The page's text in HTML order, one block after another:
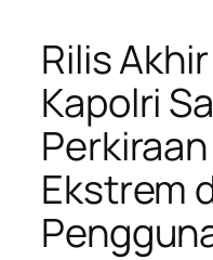
Rilis
Kapolri
Ekstrem